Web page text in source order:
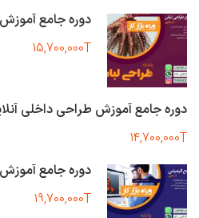
دوره جامع
15,700,000T
دوره جامع آموزش طراحی داخلی
14,700,000T
دوره جامع
19,700,000T